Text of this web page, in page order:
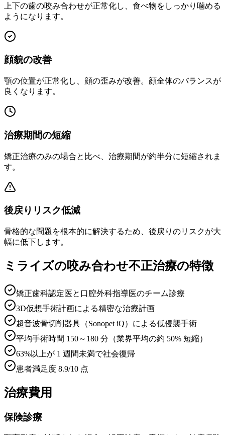
上下の歯の咬み合わせが正常化し、食べ物をしっかり噛める
ようになります。
顔貌の改善
顎の位置が正常化し、顔の歪みが改善。顔全体のバランスが
良くなります。
治療期間の短縮
矯正治療のみの場合と比べ、治療期間が約半分に短縮されま
す。
後戻りリスク低減
骨格的な問題を根本的に解決するため、後戻りのリスクが大
幅に低下します。
ミライズの咬み合わせ不正治療の特徴
矯正歯科認定医と口腔外科指導医のチーム診療
3D仮想手術計画による精密な治療計画
超音波骨切削器具（Sonopet iQ）による低侵襲手術
平均手術時間 150～180 分（業界平均の約 50% 短縮）
63%以上が 1 週間未満で社会復帰
患者満足度 8.9/10 点
治療費用
保険診療